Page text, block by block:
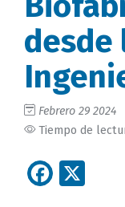
desde
Febrero 29 2024
Tiempo de